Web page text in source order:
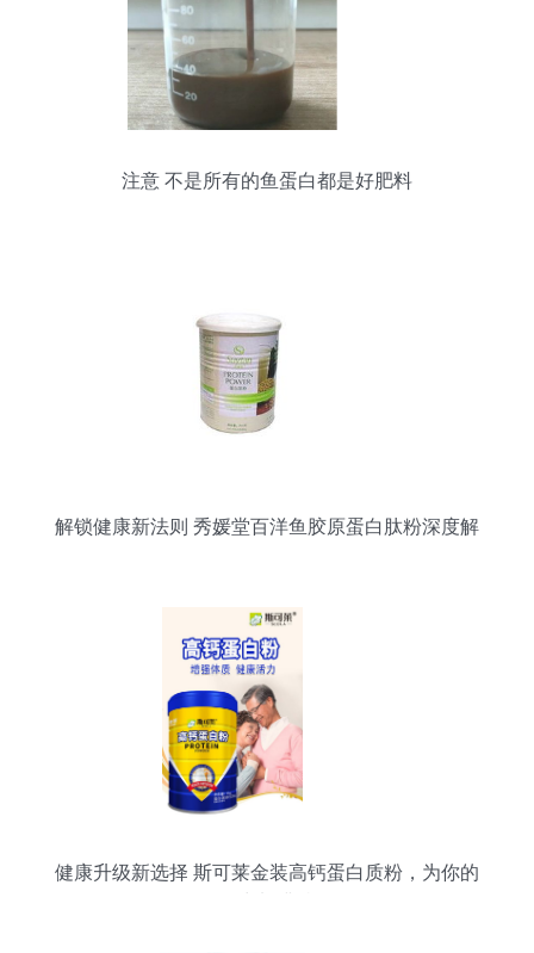
注意 不是所有的鱼蛋白都是好肥料
解锁健康新法则 秀媛堂百洋鱼胶原蛋白肽粉深度解
健康升级新选择 斯可莱金装高钙蛋白质粉，为你的